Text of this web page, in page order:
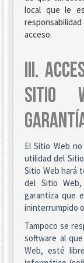
local que le
acceso.
III.
SITIO
El Sitio Web
utilidad del
Sitio Web hará
del Sitio
garantiza que
ininterrumpido
Tampoco se
software al
Web, esté